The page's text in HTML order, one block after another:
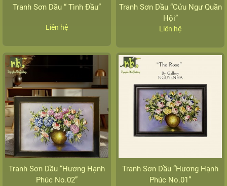
Tranh Sơn Dầu “ Tình Đầu”
Liên hệ
Tranh Sơn Dầu “Cửu Ngư Quần
Hội”
Liên hệ
Tranh Sơn Dầu “Hương Hạnh
Phúc No.02”
Tranh Sơn Dầu “Hương Hạnh
Phúc No.01”